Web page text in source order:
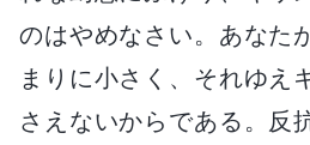
のはやめなさい。あなた
まりに小さく、それゆえ
さえないからである。反